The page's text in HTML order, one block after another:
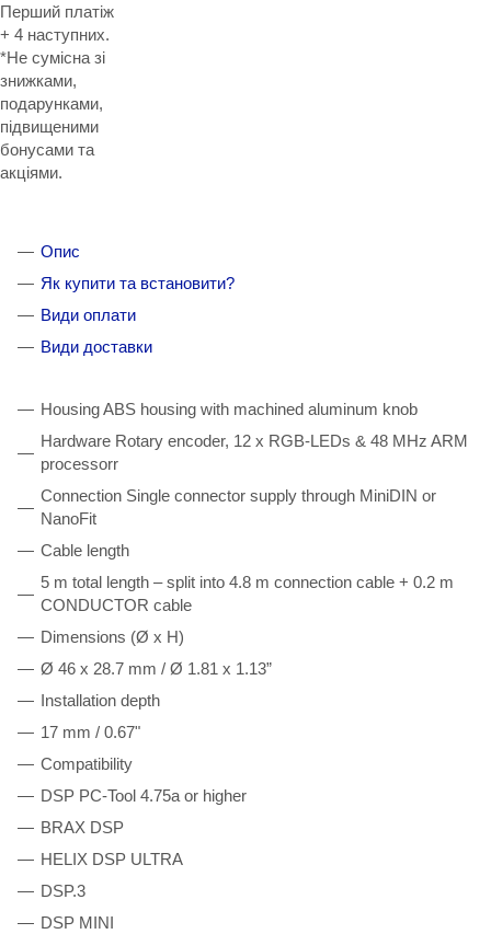
Перший платіж
+ 4 наступних.
*Не сумісна зі
знижками,
подарунками,
підвищеними
бонусами та
акціями.
Опис
Як купити та встановити?
Види оплати
Види доставки
Housing ABS housing with machined aluminum knob
Hardware Rotary encoder, 12 x RGB-LEDs & 48 MHz ARM
processorr
Connection Single connector supply through MiniDIN or
NanoFit
Cable length
5 m total length – split into 4.8 m connection cable + 0.2 m
CONDUCTOR cable
Dimensions (Ø x H)
Ø 46 x 28.7 mm / Ø 1.81 x 1.13”
Installation depth
17 mm / 0.67"
Compatibility
DSP PC-Tool 4.75a or higher
BRAX DSP
HELIX DSP ULTRA
DSP.3
DSP MINI